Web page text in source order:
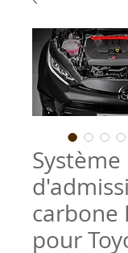
Système
carbone
pour